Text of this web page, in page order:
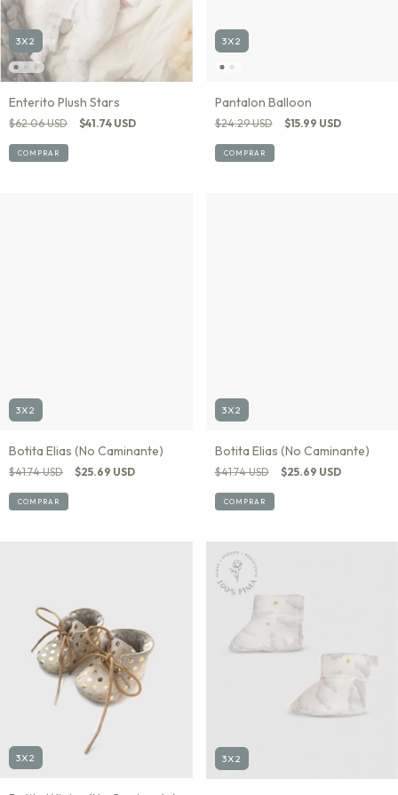
3X2
Enterito Plush Stars
$62.06 USD $41.74 USD
COMPRAR
3X2
Pantalon Balloon
$24.29 USD $15.99 USD
COMPRAR
3X2
Botita Elias (No Caminante)
$41.74 USD $25.69 USD
COMPRAR
3X2
Botita Elias (No Caminante)
$41.74 USD $25.69 USD
COMPRAR
3X2 3X2